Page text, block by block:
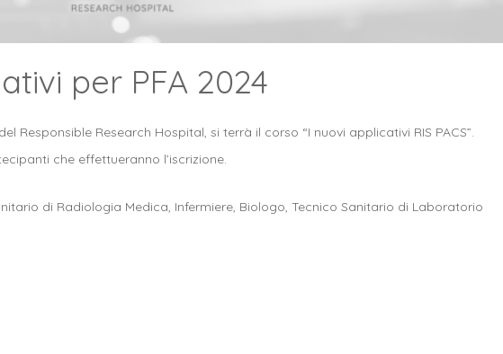
per PFA 2024
Responsible Research Hospital, si terrà il corso “I nuovi applicativi RIS PACS”.
che effettueranno l’iscrizione.
di Radiologia Medica, Infermiere, Biologo, Tecnico Sanitario di Laboratorio